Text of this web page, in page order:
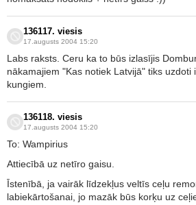
136117. viesis
17.augusts 2004 15:20
Labs raksts. Ceru ka to būs izlasījis
nākamajiem "Kas notiek Latvijā" tiks uzdoti
kungiem.
136118. viesis
17.augusts 2004 15:20
To: Wampirius
Attiecībā uz netīro gaisu.
Īstenībā, ja vairāk līdzekļus veltīs ceļu
labiekārtošanai, jo mazāk būs korķu uz